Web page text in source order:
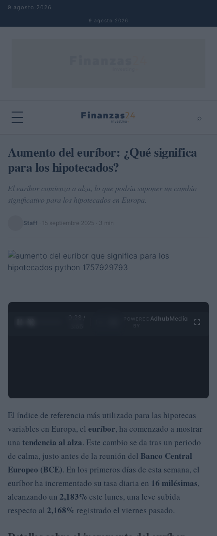
Saltar al contenido
9 agosto 2026
9 agosto 2026
⌕
Buscar ⌕
Aumento del euríbor: ¿Qué significa
para los hipotecados?
El euríbor comienza a alza, lo que podría suponer un cambio
significativo para los hipotecados en Europa.
Staff 15 septiembre 2025 · 3 min
0:29 /
Ad hubMedia
El índice de referencia más utilizado para las hipotecas
variables en Europa, el euríbor, ha comenzado a mostrar
una tendencia al alza. Este cambio se da tras un periodo
de calma, justo antes de la reunión del Banco Central
Europeo (BCE). En los primeros días de esta semana, el
euríbor ha incrementado su tasa diaria en 16 milésimas,
alcanzando un 2,183% este lunes, una leve subida
respecto al 2,168% registrado el viernes pasado.